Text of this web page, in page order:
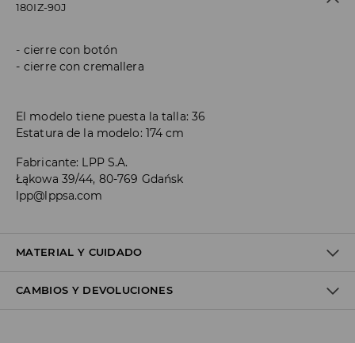
180IZ-90J
cierre con botón
cierre con cremallera
El modelo tiene puesta la talla: 36
Estatura de la modelo: 174 cm
Fabricante: LPP S.A.
Łąkowa 39/44, 80-769 Gdańsk
lpp@lppsa.com
MATERIAL Y CUIDADO
1º TELA: 100% ALGODÓN
CAMBIOS Y DEVOLUCIONES